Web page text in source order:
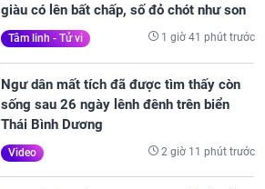
giàu có lên bất chấp, số đỏ chót như son
Tâm linh - Tử vi 1 giờ 41 phút trước
Ngư dân mất tích đã được tìm thấy còn
sống sau 26 ngày lênh đênh trên biển
Thái Bình Dương
Video 2 giờ 11 phút trước